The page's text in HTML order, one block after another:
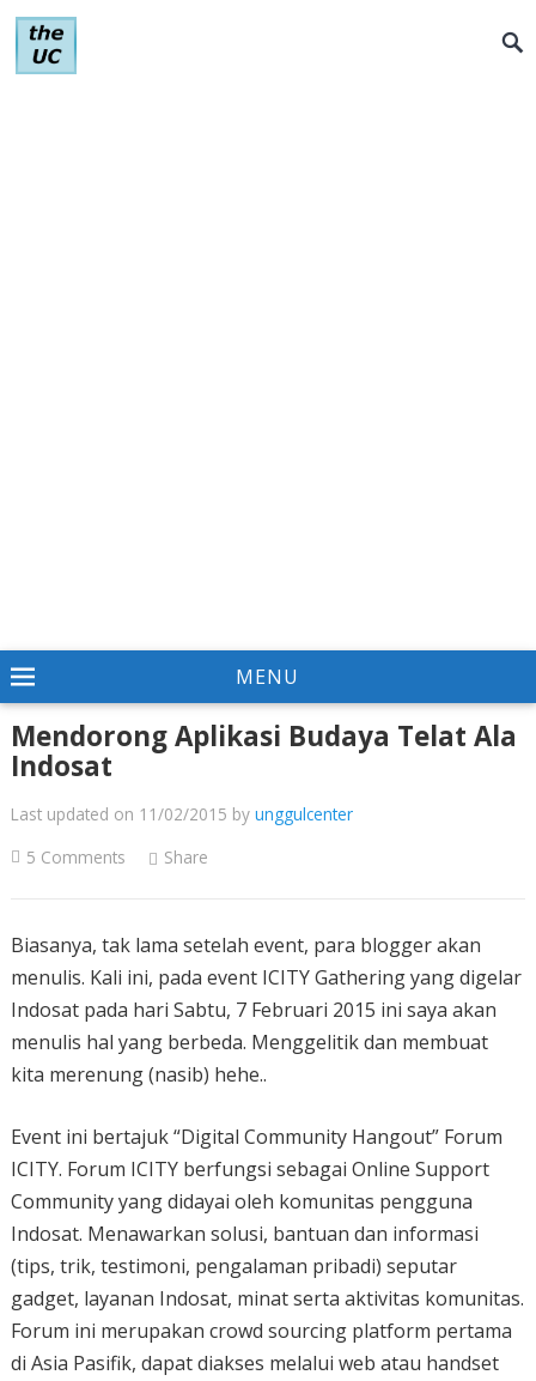
MENU
Mendorong Aplikasi Budaya Telat Ala
Indosat
Last updated on 11/02/2015 by unggulcenter
5 Comments
Share
Biasanya, tak lama setelah event, para blogger akan
menulis. Kali ini, pada event ICITY Gathering yang digelar
Indosat pada hari Sabtu, 7 Februari 2015 ini saya akan
menulis hal yang berbeda. Menggelitik dan membuat
kita merenung (nasib) hehe..
Event ini bertajuk “Digital Community Hangout” Forum
ICITY. Forum ICITY berfungsi sebagai Online Support
Community yang didayai oleh komunitas pengguna
Indosat. Menawarkan solusi, bantuan dan informasi
(tips, trik, testimoni, pengalaman pribadi) seputar
gadget, layanan Indosat, minat serta aktivitas komunitas.
Forum ini merupakan crowd sourcing platform pertama
di Asia Pasifik, dapat diakses melalui web atau handset